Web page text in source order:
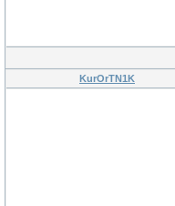
KurOrTN1K